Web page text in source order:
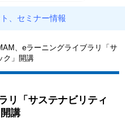
、セミナー情報
、eラーニングライブラリ「サ
ク」開講
リ「サステナビリティ
講